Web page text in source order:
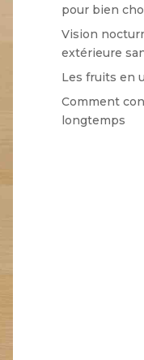
pour bien
Vision
extérieure
Les fruits en
Comment
longtemps